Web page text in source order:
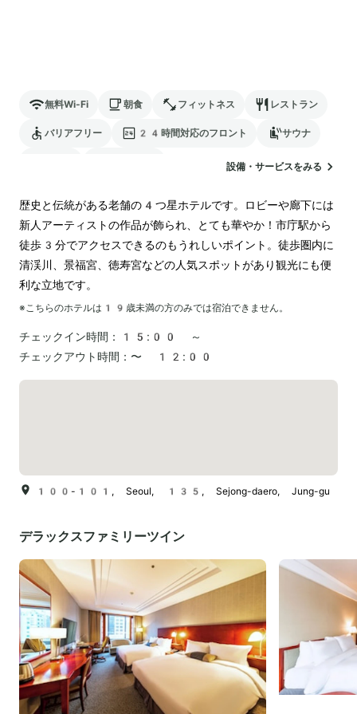
無料Wi-Fi 朝食 フィットネス レストラン
バリアフリー 24時間対応のフロント サウナ
設備・サービスをみる
歴史と伝統がある老舗の4つ星ホテルです。ロビーや廊下には
新人アーティストの作品が飾られ、とても華やか！市庁駅から
徒歩3分でアクセスできるのもうれしいポイント。徒歩圏内に
清渓川、景福宮、徳寿宮などの人気スポットがあり観光にも便
利な立地です。
※こちらのホテルは 19 歳未満の方のみでは宿泊できません。
チェックイン時間：
15:00 ～
チェックアウト時間： 〜 12:00
100-101, Seoul, 135, Sejong-daero, Jung-gu
デラックスファミリーツイン